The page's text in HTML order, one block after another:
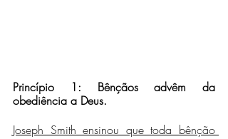
Princípio 1:
Bênçãos advêm da
obediência a Deus.
Joseph Smith ensinou que toda bênção